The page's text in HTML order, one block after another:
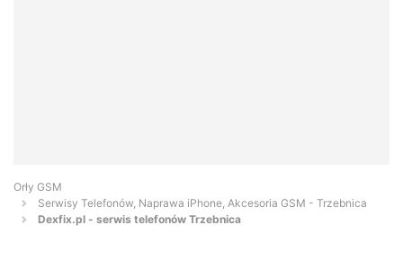
Orły GSM
Serwisy Telefonów, Naprawa iPhone, Akcesoria GSM - Trzebnica
Dexfix.pl - serwis telefonów Trzebnica